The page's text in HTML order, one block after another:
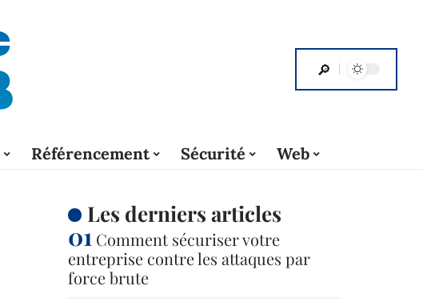
Référencement Sécurité Web
Les derniers articles
Comment sécuriser votre
entreprise contre les attaques par
force brute